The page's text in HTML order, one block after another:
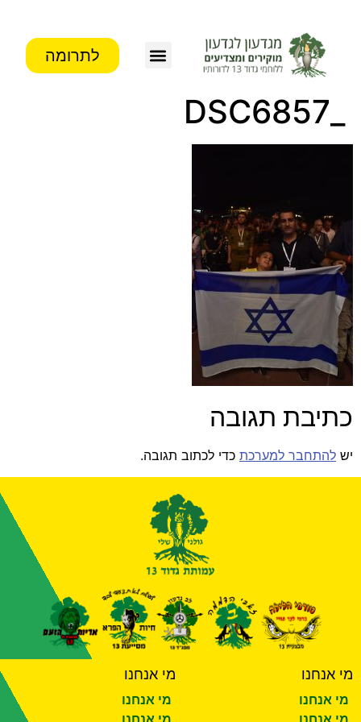
לתרומה
כתיבת תגובה
יש להתחבר למערכת כדי לכתוב תגובה.
מי אנחנו
מי אנחנו
מי אנחנו
מי אנחנו
מי אנחנו
מי אנחנו